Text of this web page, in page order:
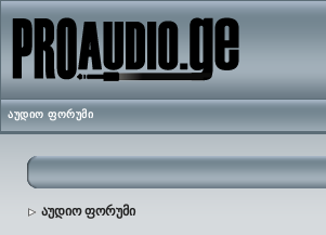
აუდიო ფორუმი
აუდიო ფორუმი